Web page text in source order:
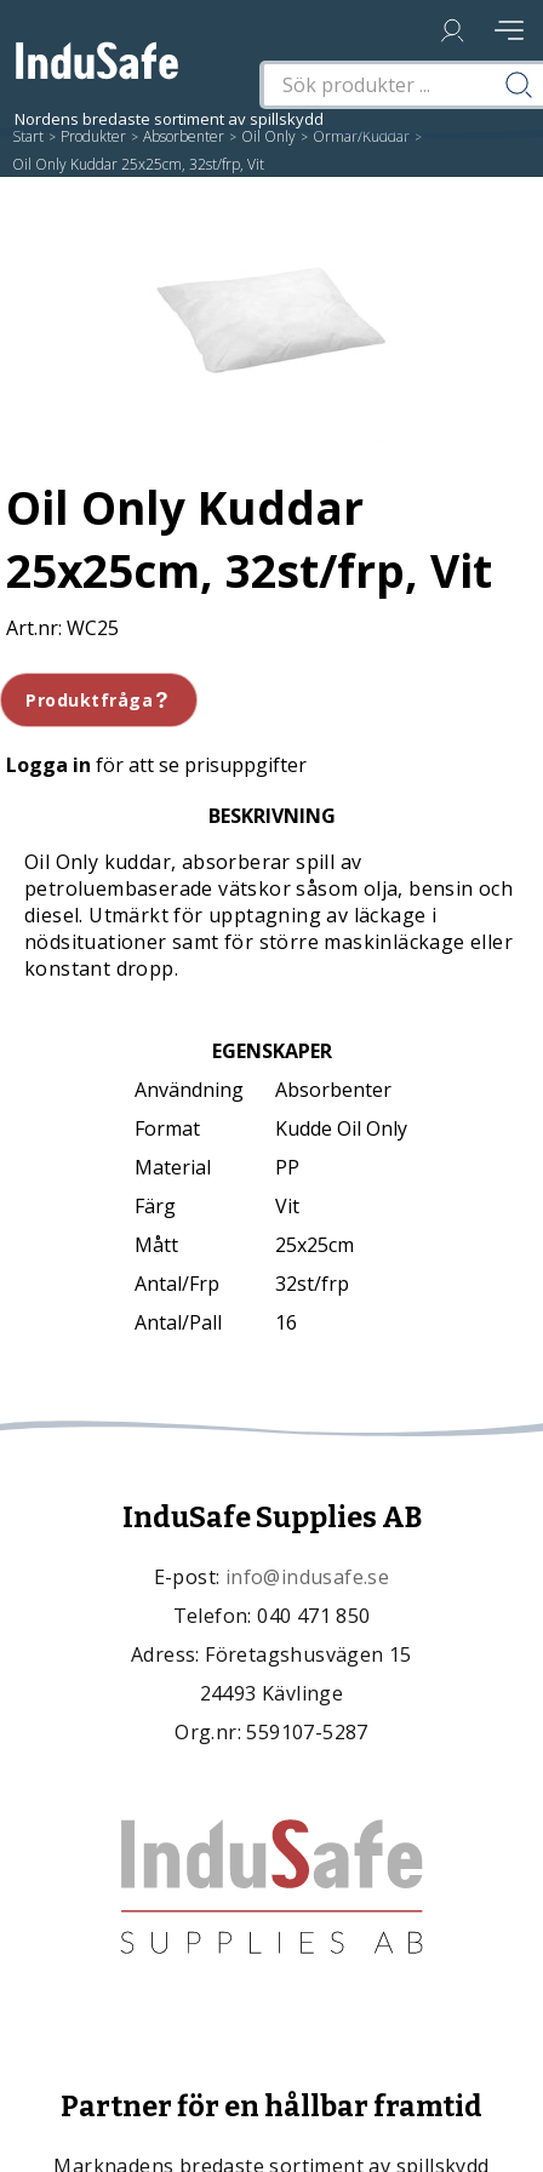
Start / Produkter / Absorbenter / Oil Only / Ormar/Kuddar /
Oil Only Kuddar 25x25cm, 32st/frp, Vit
Oil Only Kuddar
25x25cm, 32st/frp, Vit
WC25
Produktfråga
Logga in för att se prisuppgifter
BESKRIVNING
Oil Only kuddar, absorberar spill av
petroluembaserade vätskor såsom olja, bensin och
diesel. Utmärkt för upptagning av läckage i
nödsituationer samt för större maskinläckage eller
konstant dropp.
EGENSKAPER
Användning
Absorbenter
Format
Kudde Oil Only
Material
PP
Färg
Vit
Mått
25x25cm
Antal/Frp
32st/frp
Antal/Pall
16
InduSafe Supplies AB
E-post: info@indusafe.se
Telefon: 040 471 850
Adress: Företagshusvägen 15
24493 Kävlinge
Org.nr: 559107-5287
Partner för en hållbar framtid
Marknadens bredaste sortiment av spillskydd